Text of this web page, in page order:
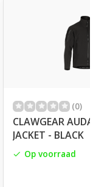
(0)
CLAWGEAR
JACKET - BLACK
Op voorraad